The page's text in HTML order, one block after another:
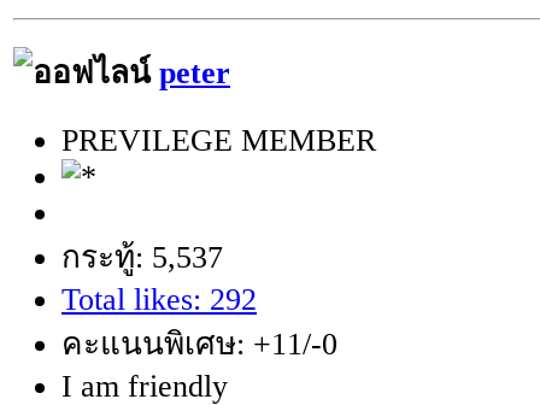
peter
PREVILEGE MEMBER
กระทู้: 5,537
Total likes: 292
คะแนนพิเศษ: +11/-0
I am friendly